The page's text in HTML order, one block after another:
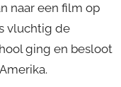
naar een film op
vluchtig de
ging en besloot